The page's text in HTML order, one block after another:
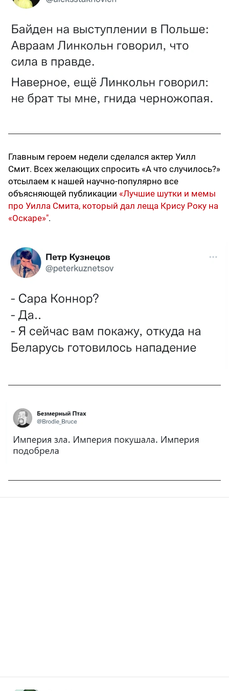
Главным героем недели сделался актер Уилл
Смит. Всех желающих спросить «А что случилось?»
отсылаем к нашей научно-популярно все
объясняющей публикации «Лучшие шутки и мемы
про Уилла Смита, который дал леща Крису Року на
«Оскаре»".